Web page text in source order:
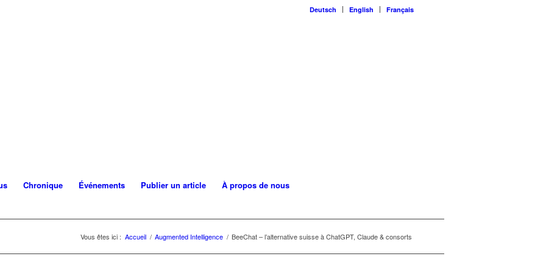
Deutsch English Français
Chronique Événements Publier un article À propos de nous
Vous êtes ici : Accueil / Augmented Intelligence / BeeChat – l’alternative suisse à ChatGPT, Claude & consorts